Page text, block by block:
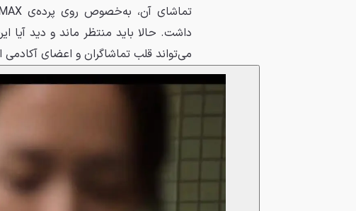
داشت. حالا باید منتظر ماند و دید آیا
می‌تواند قلب تماشاگران و اعضای آکادمی